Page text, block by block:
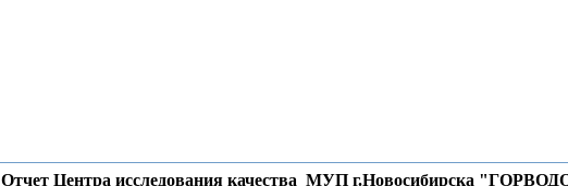
Отчет Центра исследования качества МУП г.Новосибирска